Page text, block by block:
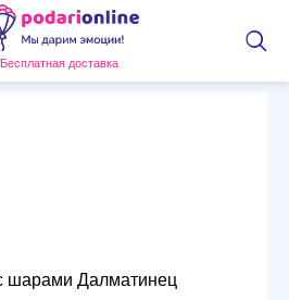
Бесплатная доставка